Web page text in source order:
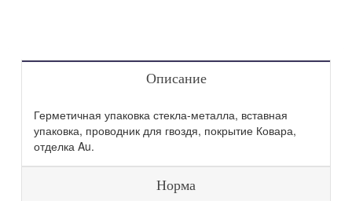
Описание
Герметичная упаковка стекла-металла, вставная
упаковка, проводник для гвоздя, покрытие Ковара,
отделка Au.
Норма